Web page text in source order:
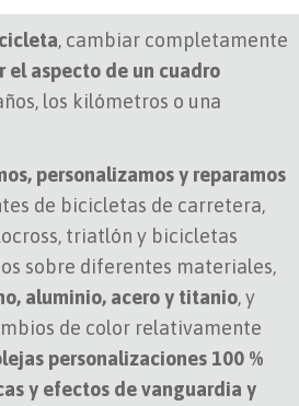
, cambiar completamente
el aspecto de un cuadro
los kilómetros o una
personalizamos y reparamos
de bicicletas de carretera,
triatlón y bicicletas
sobre diferentes materiales,
aluminio, acero y titanio, y
de color relativamente
personalizaciones 100 %
y efectos de vanguardia y